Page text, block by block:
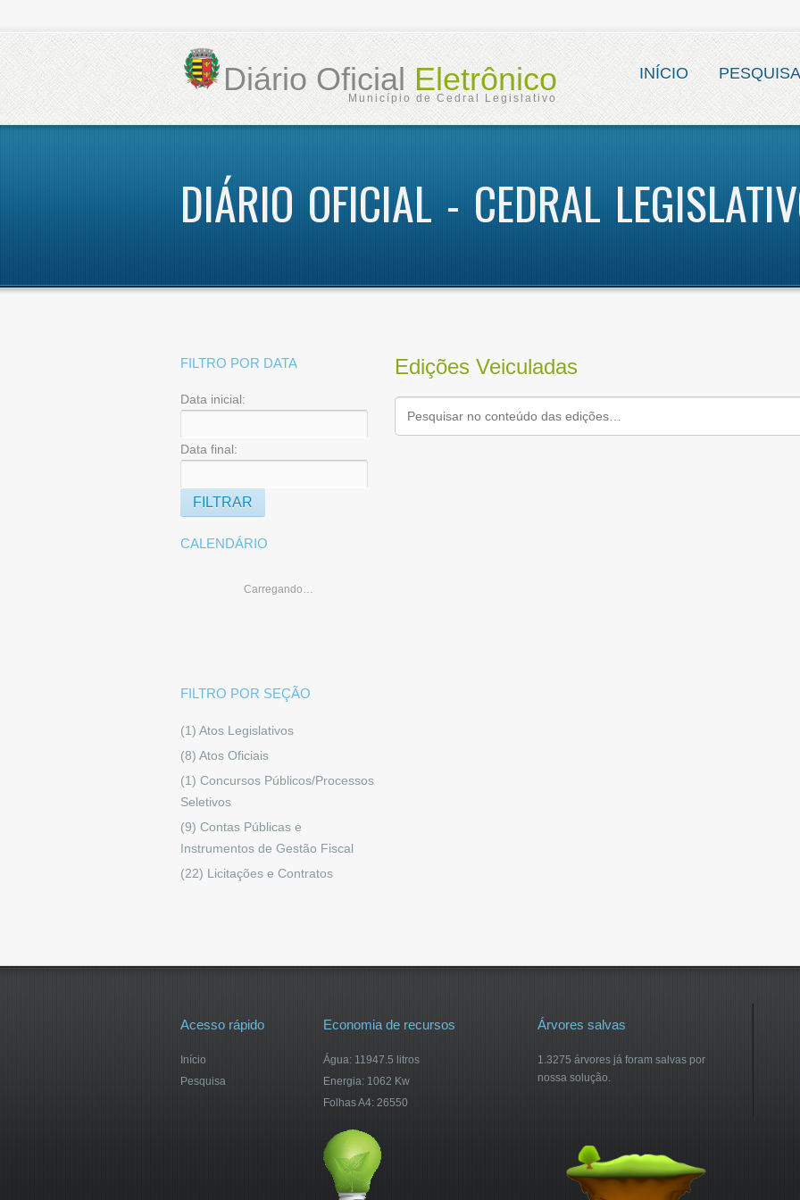
Diário OficialEletrônico
Município de Cedral Legislativo
INÍCIO
DIÁRIO OFICIAL - CEDRAL
FILTRO POR DATA
Data inicial:
Data final:
CALENDÁRIO
Carregando…
FILTRO POR SEÇÃO
(1) Atos Legislativos
(8) Atos Oficiais
(1) Concursos Públicos/Processos
Seletivos
(9) Contas Públicas e
Instrumentos de Gestão Fiscal
(22) Licitações e Contratos
Edições Veiculadas
Acesso rápido
Início
Pesquisa
Economia de recursos
Água: 11947.5 litros
Energia: 1062 Kw
Folhas A4: 26550
Árvores salvas
1.3275 árvores já foram salvas por
nossa solução.